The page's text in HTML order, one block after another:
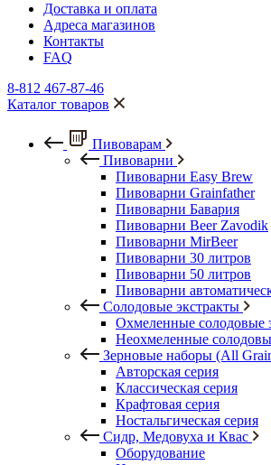
Доставка и оплата
Адреса магазинов
Контакты
FAQ
8-812 467-87-46
Каталог товаров
Пивоварам
Пивоварни
Пивоварни Easy Brew
Пивоварни Grainfather
Пивоварни Бавария
Пивоварни Beer Zavodik
Пивоварни MirBeer
Пивоварни 30 литров
Пивоварни 50 литров
Пивоварни
Солодовые экстракты
Охмеленные солодовые
Неохмеленные
Зерновые наборы (All
Авторская серия
Классическая серия
Крафтовая серия
Ностальгическая серия
Сидр, Медовуха и Квас
Оборудование